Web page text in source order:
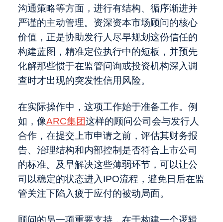
沟通策略等方面，进行有结构、循序渐进并
严谨的主动管理。资深资本市场顾问的核心
价值，正是协助发行人尽早规划这份信任的
构建蓝图，精准定位执行中的短板，并预先
化解那些惯于在监管问询或投资机构深入调
查时才出现的突发性信用风险。
在实际操作中，这项工作始于准备工作。例
如，像ARC集团这样的顾问公司会与发行人
合作，在提交上市申请之前，评估其财务报
告、治理结构和内部控制是否符合上市公司
的标准。及早解决这些薄弱环节，可以让公
司以稳定的状态进入IPO流程，避免日后在监
管关注下陷入疲于应付的被动局面。
顾问的另一项重要支持，在于构建一个逻辑